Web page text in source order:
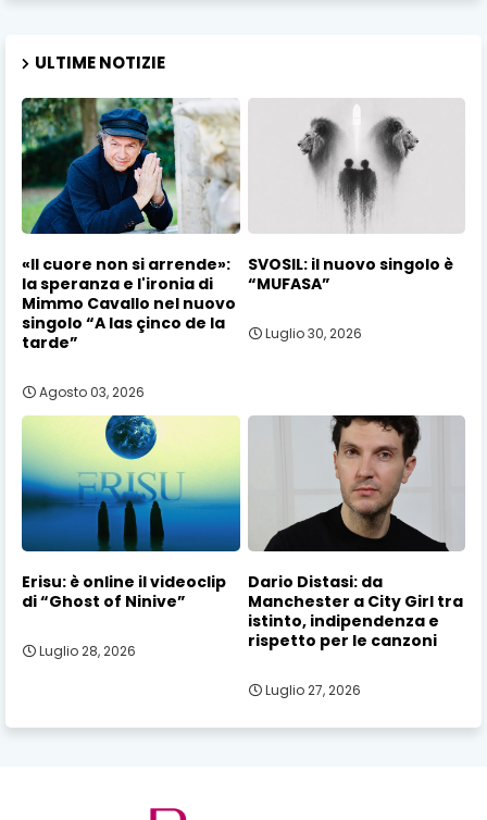
ULTIME NOTIZIE
«Il cuore non si arrende»:
la speranza e l'ironia di
Mimmo Cavallo nel nuovo
singolo “A las çinco de la
tarde”
Agosto 03, 2026
SVOSIL: il nuovo singolo è
“MUFASA”
Luglio 30, 2026
Erisu: è online il videoclip
di “Ghost of Ninive”
Luglio 28, 2026
Dario Distasi: da
Manchester a City Girl tra
istinto, indipendenza e
rispetto per le canzoni
Luglio 27, 2026